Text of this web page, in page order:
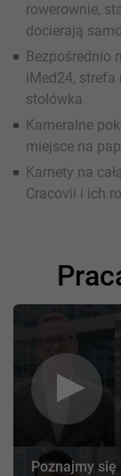
rowerownie,
docierają
Bezpośrednio
iMed24, strefa
stołówka
Kameralne
miejsce na
Karnety na
Cracovii i ich
Poznajmy się